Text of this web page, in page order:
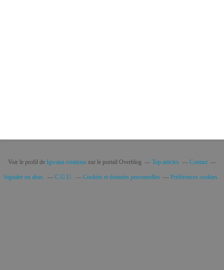
Voir le profil de Igwana créationssur le portail Overblog Top articles Contact
Signaler un abus C.G.U. Cookies et données personnelles Préférences cookies